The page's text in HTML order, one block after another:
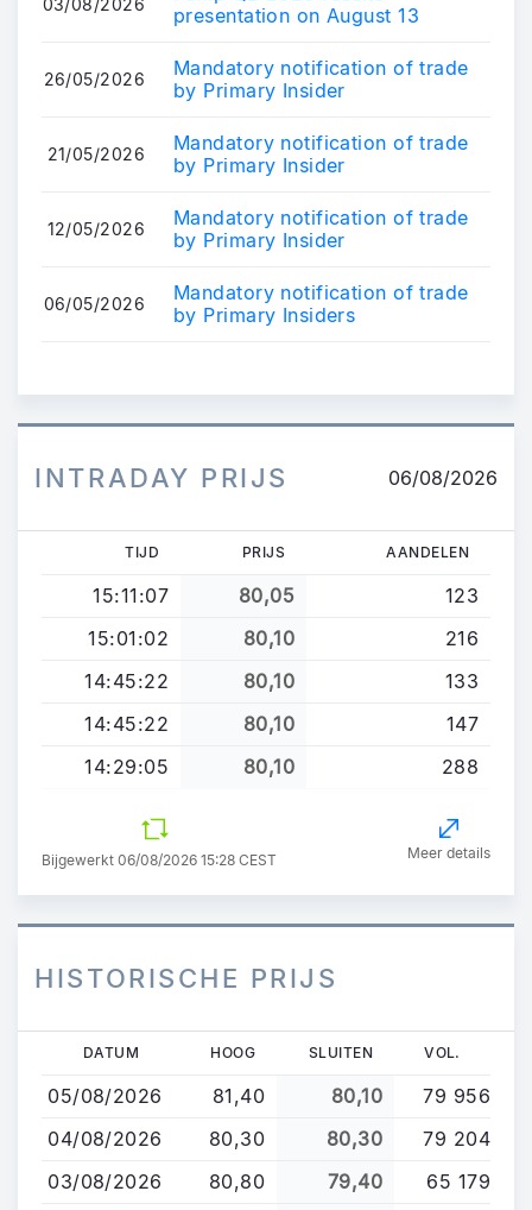
presentation on August 13
26/05/2026
Mandatory notification of trade
by Primary Insider
21/05/2026
Mandatory notification of trade
by Primary Insider
12/05/2026
Mandatory notification of trade
by Primary Insider
06/05/2026
Mandatory notification of trade
by Primary Insiders
INTRADAY PRIJS 06/08/2026
TIJD PRIJS AANDELEN
15:11:07 80,05
123
15:01:02
80,10
216
14:45:22
80,10
133
14:45:22
80,10
147
14:29:05
80,10 288
Bijgewerkt 06/08/2026 15:28 CEST Meer details
HISTORISCHE PRIJS
Overslaan
naar
de
gaan
DATUM HOOG SLUITEN VOL.
05/08/2026 81,40 80,10
79 956
04/08/2026
80,30 80,30
79 204
03/08/2026
80,80 79,40
65 179